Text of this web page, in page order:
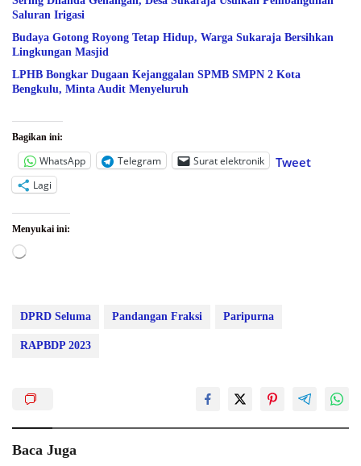
Saluran Irigasi
Budaya Gotong Royong Tetap Hidup, Warga Sukaraja Bersihkan
Lingkungan Masjid
LPHB Bongkar Dugaan Kejanggalan SPMB SMPN 2 Kota
Bengkulu, Minta Audit Menyeluruh
Bagikan ini:
WhatsApp Telegram Surat elektronik Tweet
Lagi
Menyukai ini:
Memuat...
DPRD Seluma Pandangan Fraksi Paripurna
RAPBDP 2023
Baca Juga